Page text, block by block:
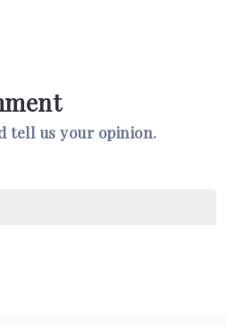
tell us your opinion.